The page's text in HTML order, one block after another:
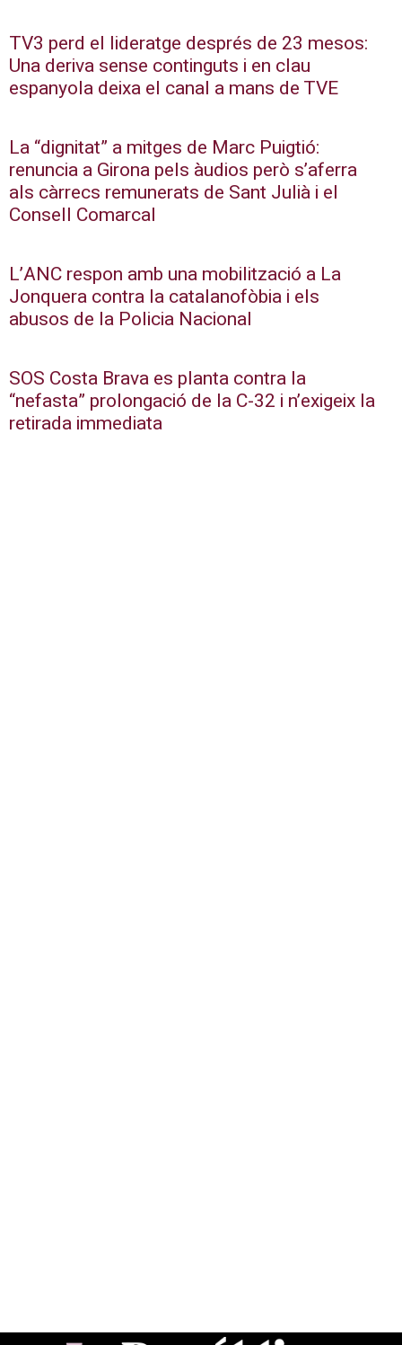
TV3 perd el lideratge després de 23 mesos:
Una deriva sense continguts i en clau
espanyola deixa el canal a mans de TVE
La “dignitat” a mitges de Marc Puigtió:
renuncia a Girona pels àudios però s’aferra
als càrrecs remunerats de Sant Julià i el
Consell Comarcal
L’ANC respon amb una mobilització a La
Jonquera contra la catalanofòbia i els
abusos de la Policia Nacional
SOS Costa Brava es planta contra la
“nefasta” prolongació de la C-32 i n’exigeix la
retirada immediata